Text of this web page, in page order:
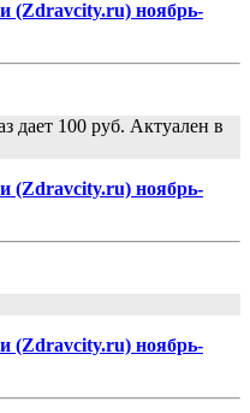
(Zdravcity.ru) ноябрь-
дает 100 руб. Актуален в
(Zdravcity.ru) ноябрь-
(Zdravcity.ru) ноябрь-